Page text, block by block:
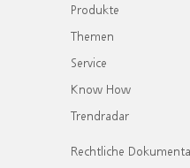
Produkte
Themen
Service
Know How
Trendradar
Rechtliche